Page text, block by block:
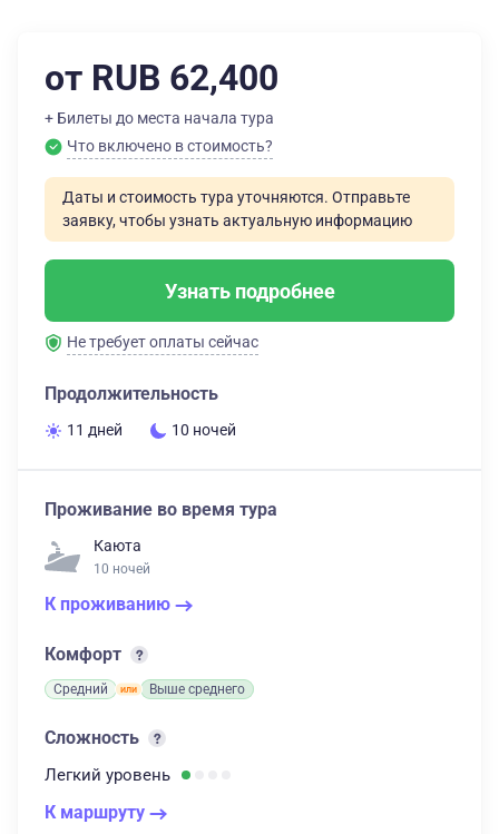
от RUB 62,400
+ Билеты до места начала тура
Что включено в стоимость?
Даты и стоимость тура уточняются. Отправьте
заявку, чтобы узнать актуальную информацию
Узнать подробнее
Не требует оплаты сейчас
Продолжительность
11 дней 10 ночей
Проживание во время тура
Каюта
10 ночей
К проживанию
Комфорт
Средний Выше среднего
Сложность
Легкий уровень
К маршруту